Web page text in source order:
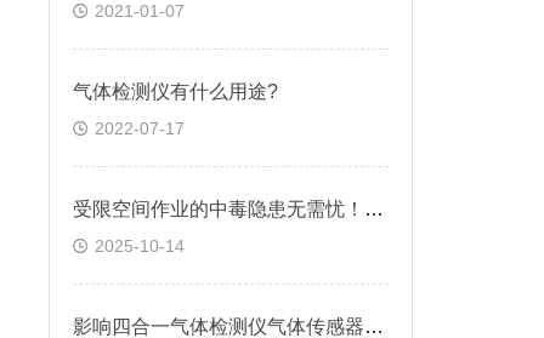
2021-01-07
气体检测仪有什么用途?
2022-07-17
受限空间作业的中毒隐患无需忧！逸云天MS104K-L单一气体检测仪提供可靠防护
2025-10-14
影响四合一气体检测仪气体传感器寿命的因素